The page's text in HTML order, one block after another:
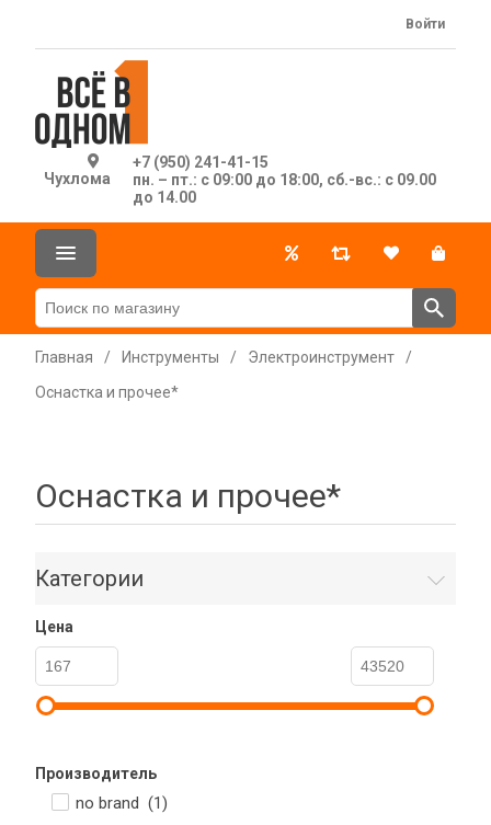
Чухлома
+7 (950) 241-41-15
пн. – пт.: с 09:00 до 18:00, сб.-вс.: с 09.00
до 14.00
Войти
Главная / Инструменты / Электроинструмент
/
Оснастка и прочее*
Оснастка и прочее*
Категории
Цена
Производитель
no brand (1)